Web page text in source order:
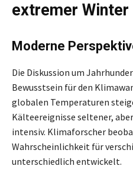
extremer Winter
Moderne
Die Diskussion um
Bewusstsein für den
globalen Temperaturen
Kälteereignisse seltener,
intensiv. Klimaforscher
Wahrscheinlichkeit für
unterschiedlich entwickelt.